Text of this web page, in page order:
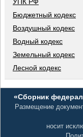
УПК РФ
Бюджетный кодекс
Воздушный кодекс
Водный кодекс
Земельный кодекс
Лесной кодекс
«Сборник
Размещение
носит